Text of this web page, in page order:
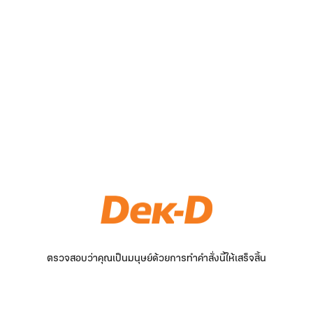
ตรวจสอบว่าคุณเป็นมนุษย์ด้วยการทำคำสั่งนี้ให้เสร็จสิ้น